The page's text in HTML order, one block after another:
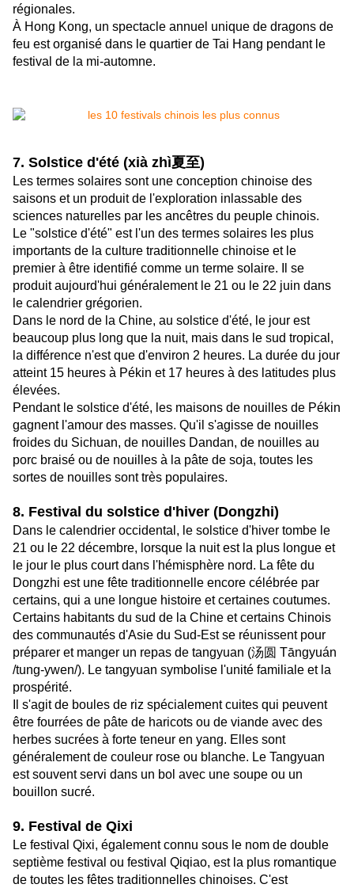
régionales.
À Hong Kong, un spectacle annuel unique de dragons de
feu est organisé dans le quartier de Tai Hang pendant le
festival de la mi-automne.
7. Solstice d'été (xià zhì夏至)
Les termes solaires sont une conception chinoise des
saisons et un produit de l'exploration inlassable des
sciences naturelles par les ancêtres du peuple chinois.
Le "solstice d'été" est l'un des termes solaires les plus
importants de la culture traditionnelle chinoise et le
premier à être identifié comme un terme solaire. Il se
produit aujourd'hui généralement le 21 ou le 22 juin dans
le calendrier grégorien.
Dans le nord de la Chine, au solstice d'été, le jour est
beaucoup plus long que la nuit, mais dans le sud tropical,
la différence n'est que d'environ 2 heures. La durée du jour
atteint 15 heures à Pékin et 17 heures à des latitudes plus
élevées.
Pendant le solstice d'été, les maisons de nouilles de Pékin
gagnent l'amour des masses. Qu'il s'agisse de nouilles
froides du Sichuan, de nouilles Dandan, de nouilles au
porc braisé ou de nouilles à la pâte de soja, toutes les
sortes de nouilles sont très populaires.
8. Festival du solstice d'hiver (Dongzhi)
Dans le calendrier occidental, le solstice d'hiver tombe le
21 ou le 22 décembre, lorsque la nuit est la plus longue et
le jour le plus court dans l'hémisphère nord. La fête du
Dongzhi est une fête traditionnelle encore célébrée par
certains, qui a une longue histoire et certaines coutumes.
Certains habitants du sud de la Chine et certains Chinois
des communautés d'Asie du Sud-Est se réunissent pour
préparer et manger un repas de tangyuan (汤圆 Tāngyuán
/tung-ywen/). Le tangyuan symbolise l'unité familiale et la
prospérité.
Il s'agit de boules de riz spécialement cuites qui peuvent
être fourrées de pâte de haricots ou de viande avec des
herbes sucrées à forte teneur en yang. Elles sont
généralement de couleur rose ou blanche. Le Tangyuan
est souvent servi dans un bol avec une soupe ou un
bouillon sucré.
9. Festival de Qixi
Le festival Qixi, également connu sous le nom de double
septième festival ou festival Qiqiao, est la plus romantique
de toutes les fêtes traditionnelles chinoises. C'est